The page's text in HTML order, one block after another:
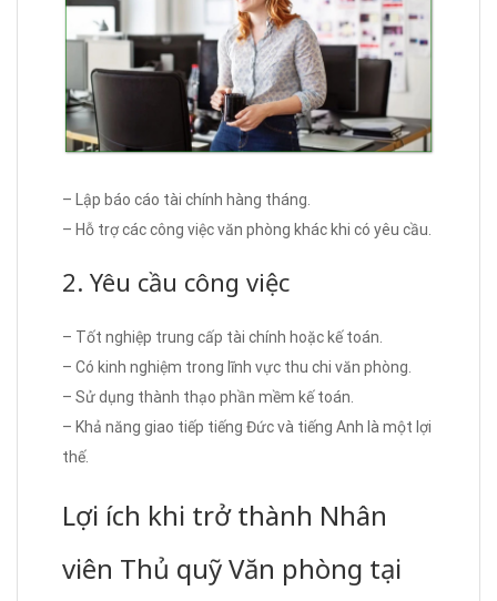
– Lập báo cáo tài chính hàng tháng.
– Hỗ trợ các công việc văn phòng khác khi có yêu cầu.
2. Yêu cầu công việc
– Tốt nghiệp trung cấp tài chính hoặc kế toán.
– Có kinh nghiệm trong lĩnh vực thu chi văn phòng.
– Sử dụng thành thạo phần mềm kế toán.
– Khả năng giao tiếp tiếng Đức và tiếng Anh là một lợi
thế.
Lợi ích khi trở thành Nhân
viên Thủ quỹ Văn phòng tại